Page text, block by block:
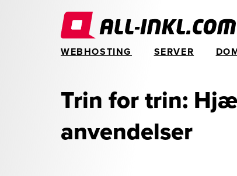
WEBHOSTING SERVER
Trin for trin:
anvendelser